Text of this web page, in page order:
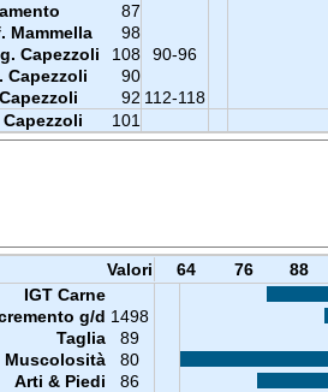
87
Mammella
98
Capezzoli
108
90-96
Capezzoli
90
92 112-118
Capezzoli
101
Valori 64 76 88
IGT Carne
g/d 1498
Taglia
89
Muscolosità
80
Arti & Piedi
86